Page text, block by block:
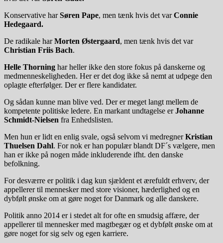
Konservative harSøren Pape, men tænk hvis det varConnie
Hedegaard.
De radikale harMorten Østergaard, men tænk hvis det var
Christian Friis Bach.
Helle Thorning har heller ikke den store fokus på danskerne og
medmenneskeligheden. Her er det dog ikke så nemt at udpege den
oplagte efterfølger. Der er flere kandidater.
Og sådan kunne man blive ved. Der er meget langt mellem de
kompetente politiske ledere. En markant undtagelse erJohanne
Schmidt-Nielsen fra Enhedslisten.
Men hun er lidt en enlig svale, også selvom vi medregnerKristian
Thuelsen Dahl. For nok er han populær blandt DF´s vælgere, men
han er ikke på nogen måde inkluderende ifht. den danske
befolkning.
For desværre er politik i dag kun sjældent et ærefuldt erhverv, der
appellerer til mennesker med store visioner, hæderlighed og en
dybfølt ønske om at gøre noget for Danmark og alle danskere.
Politik anno 2014 er i stedet alt for ofte en smudsig affære, der
appellerer til mennesker med magtbegær og et dybfølt ønske om at
gøre noget for sig selv og egen karriere.